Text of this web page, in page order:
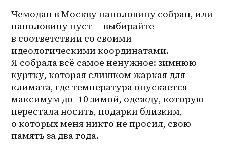
Чемодан в Москву наполовину собран, или
наполовину пуст — выбирайте
в соответствии со своими
идеологическими координатами.
Я собрала всё самое ненужное: зимнюю
куртку, которая слишком жаркая для
климата, где температура опускается
максимум до -10 зимой, одежду, которую
перестала носить, подарки близким,
о которых меня никто не просил, свою
память за два года.